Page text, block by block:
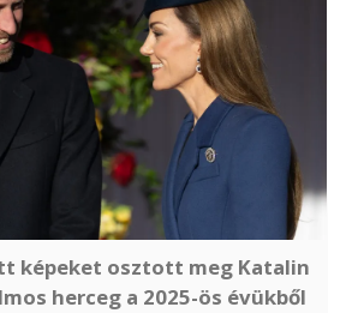
képeket osztott meg Katalin
herceg a 2025-ös évükből